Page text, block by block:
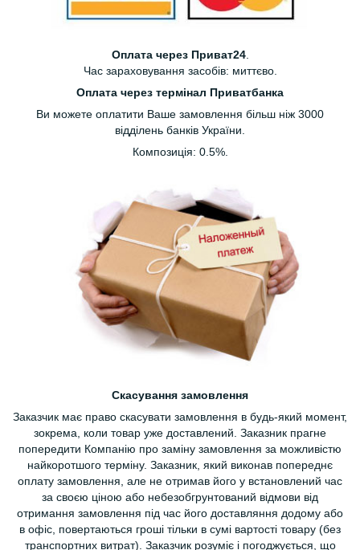
Оплата через Приват24.
Час зараховування засобів: миттєво.
Оплата через термінал Приватбанка
Ви можете оплатити Ваше замовлення більш ніж 3000
відділень банків України.
Композиція: 0.5%.
Скасування замовлення
Заказчик має право скасувати замовлення в будь-який момент,
зокрема, коли товар уже доставлений. Заказник прагне
попередити Компанію про заміну замовлення за можливістю
найкоротшого терміну. Заказник, який виконав попереднє
оплату замовлення, але не отримав його у встановлений час
за своєю ціною або небезобгрунтований відмови від
отримання замовлення під час його доставляння додому або
в офіс, повертаються гроші тільки в сумі вартості товару (без
транспортних витрат). Заказчик розуміє і погоджується, що